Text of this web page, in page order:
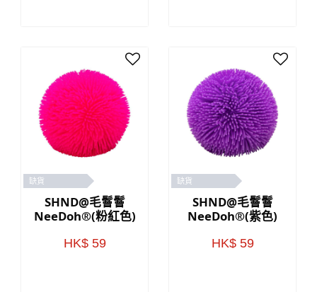
缺貨
SHND@毛鬙鬙
NeeDoh®(粉紅色)
HK$ 59
缺貨
SHND@毛鬙鬙
NeeDoh®(紫色)
HK$ 59